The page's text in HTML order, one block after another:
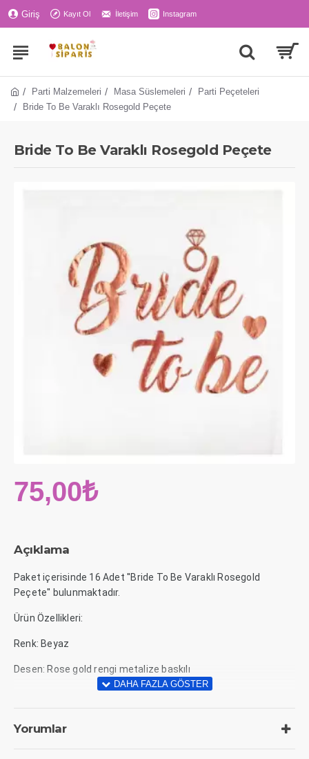
Giriş Kayıt Ol İletişim Instagram
Parti Malzemeleri Masa Süslemeleri
Parti Peçeteleri
Bride To Be Varaklı Rosegold Peçete
Bride To Be Varaklı Rosegold Peçete
Açıklama
Paket içerisinde 16 Adet ''Bride To Be Varaklı Rosegold
Peçete'' bulunmaktadır.
Ürün Özellikleri:
Renk: Beyaz
Desen: Rose gold rengi metalize baskılı
Yorumlar
75,00₺